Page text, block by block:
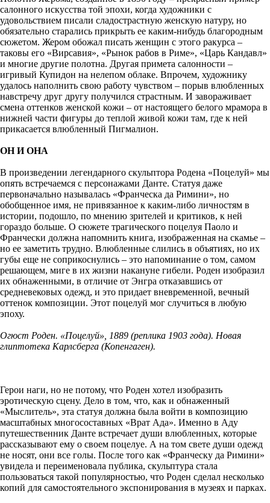
салонного искусства той эпохи, когда художники с
удовольствием писали сладострастную женскую натуру, но
обязательно старались прикрыть ее каким-нибудь благородным
сюжетом. Жером обожал писать женщин с этого ракурса –
таковы его «Вирсавия», «Рынок рабов в Риме», «Царь Кандавл»
и многие другие полотна. Другая примета салонности –
игривый Купидон на нелепом облаке. Впрочем, художнику
удалось наполнить свою работу чувством – порыв влюбленных
навстречу друг другу получился страстным. И завораживает
смена оттенков женской кожи – от настоящего белого мрамора в
нижней части фигуры до теплой живой кожи там, где к ней
прикасается влюбленный Пигмалион.
ОН И ОНА
В произведении легендарного скульптора Родена «Поцелуй» мы
опять встречаемся с персонажами Данте. Статуя даже
первоначально называлась «Франческа да Римини», но
обобщенное имя, не привязанное к каким-либо личностям в
истории, подошло, по мнению зрителей и критиков, к ней
гораздо больше. О сюжете трагического поцелуя Паоло и
Франчески должна напомнить книга, изображенная на скамье –
но ее заметить трудно. Влюбленные слились в объятиях, но их
губы еще не соприкоснулись – это напоминание о том, самом
решающем, миге в их жизни накануне гибели. Роден изобразил
их обнаженными, в отличие от Энгра отказавшись от
средневековых одежд, и это придает вневременной, вечный
оттенок композиции. Этот поцелуй мог случиться в любую
эпоху.
Огюст Роден. «Поцелуй», 1889 (реплика 1903 года). Новая
глиптотека Карлсберга (Копенгаген).
Герои наги, но не потому, что Роден хотел изобразить
эротическую сцену. Дело в том, что, как и обнаженный
«Мыслитель», эта статуя должна была войти в композицию
масштабных многосоставных «Врат Ада». Именно в Аду
путешественник Данте встречает души влюбленных, которые
рассказывают ему о своем поцелуе. А на том свете души одежд
не носят, они все голы. После того как «Франческу да Римини»
увидела и переименовала публика, скульптура стала
пользоваться такой популярностью, что Роден сделал несколько
копий для самостоятельного экспонирования в музеях и парках.